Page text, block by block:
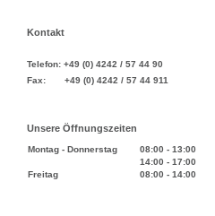
Kontakt
Telefon: +49 (0) 4242 / 57 44 90
Fax: +49 (0) 4242 / 57 44 911
Unsere Öffnungszeiten
Montag - Donnerstag 08:00 - 13:00
14:00 - 17:00
Freitag
08:00 - 14:00